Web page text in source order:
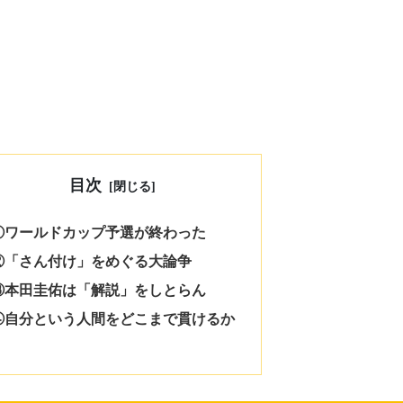
目次
ールドカップ予選が終わった
さん付け」をめぐる大論争
田圭佑は「解説」をしとらん
分という人間をどこまで貫けるか